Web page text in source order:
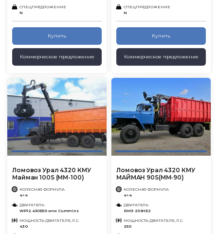
СПЕЦПРЕДЛОЖЕНИЕ
N
Купить
Коммерческое предложение
СПЕЦПРЕДЛОЖЕНИЕ
N
Купить
Коммерческое предложение
Ломовоз Урал 4320 КМУ
Майман 100S (ММ-100)
КОЛЕСНАЯ ФОРМУЛА
4×4
ДВИГАТЕЛЬ
WP12.430E50 или Cummins
МОЩНОСТЬ ДВИГАТЕЛЯ, Л.С.
430
Ломовоз Урал 4320 КМУ
МАЙМАН 90S(MM-90)
КОЛЕСНАЯ ФОРМУЛА
4×4
ДВИГАТЕЛЬ
ЯМ3-236НЕ2
МОЩНОСТЬ ДВИГАТЕЛЯ, Л.С.
250